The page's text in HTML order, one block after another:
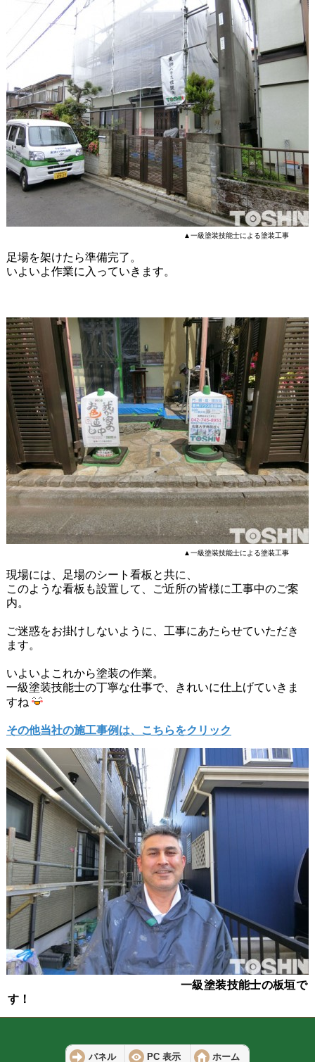
▲一級塗装技能士による塗装工事
足場を架けたら準備完了。
いよいよ作業に入っていきます。
▲一級塗装技能士による塗装工事
現場には、足場のシート看板と共に、
このような看板も設置して、ご近所の皆様に工事中のご案
内。
ご迷惑をお掛けしないように、工事にあたらせていただき
ます。
いよいよこれから塗装の作業。
一級塗装技能士の丁寧な仕事で、きれいに仕上げていきま
すね
その他当社の施工事例は、こちらをクリック
一級塗装技能士の板垣で
す！
パネル PC 表示 ホーム